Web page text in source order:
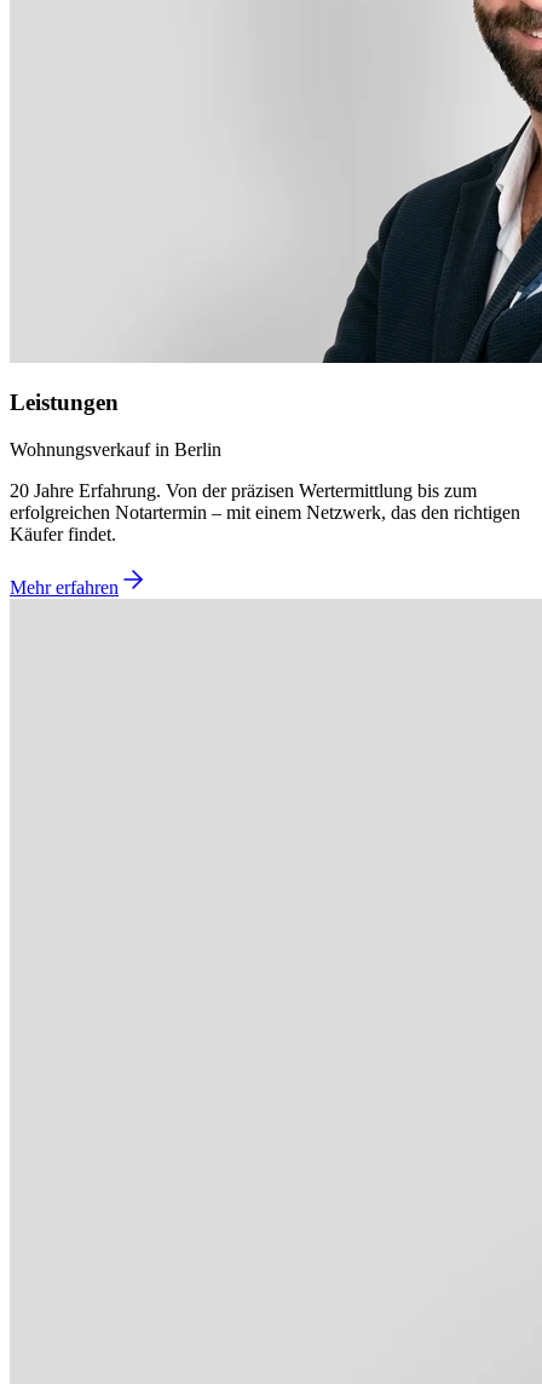
Leistungen
Wohnungsverkauf in Berlin
20 Jahre Erfahrung. Von der präzisen Wertermittlung bis zum
erfolgreichen Notartermin – mit einem Netzwerk, das den richtigen
Käufer findet.
Mehr erfahren